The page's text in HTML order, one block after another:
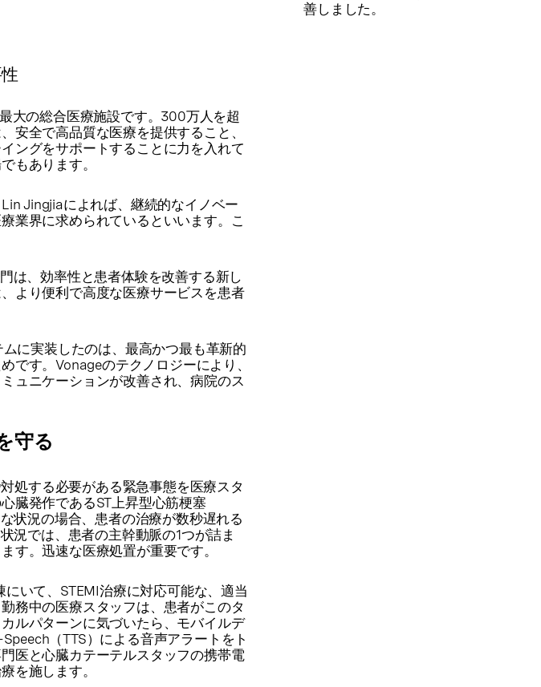
善しました。
大の総合医療施設です。300万人を超
安全で高品質な医療を提供すること、
ングをサポートすることに力を入れて
もあります。
Jingjiaによれば、継続的なイノベー
業界に求められているといいます。こ
は、効率性と患者体験を改善する新し
より便利で高度な医療サービスを患者
に実装したのは、最高かつ最も革新的
です。Vonageのテクノロジーにより、
ュニケーションが改善され、病院のス
守る
処する必要がある緊急事態を医療スタ
臓発作であるST上昇型心筋梗塞
状況の場合、患者の治療が数秒遅れる
況では、患者の主幹動脈の1つが詰ま
す。迅速な医療処置が重要です。
いて、STEMI治療に対応可能な、適当
務中の医療スタッフは、患者がこのタ
ルパターンに気づいたら、モバイルデ
（TTS）による音声アラートをト
医と心臓カテーテルスタッフの携帯電
を施します。